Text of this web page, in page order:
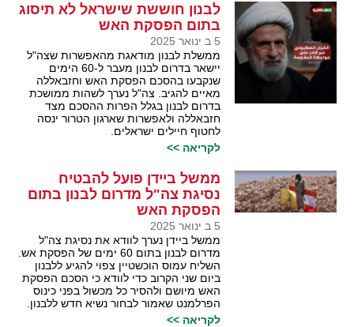
לבנון חוששת שישראל לא תיסוג
בתום הפסקת האש
5 ב ינואר 2025
ממשלת לבנון מודאגת מהאפשרות שצה"ל
יישאר בדרום לבנון מעבר ל-60 הימים
שנקבעו בהסכם הפסקת האש וחזבאללה
מאיים להגיב. צה"ל נערך לשהות ממושכת
בדרום לבנון בגלל הפרות ההסכם מצד
חזבאללה ולאפשרות שארגון הטרור ינסה
לחטוף חיילים ישראלים.
לקריאה >>
ממשל ביידן פועל להבטיח
נסיגת צה"ל מדרום לבנון בתום
הפסקת האש
5 ב ינואר 2025
ממשל ביידן נערך לוודא את נסיגת צה"ל
מדרום לבנון בתום 60 ימים של הפסקת אש.
השליח עמוס הוכשטיין צפוי להגיע ללבנון
ביום שני הקרוב כדי לוודא כי הסכם הפסקת
האש מיושם ולהסיר כל מכשול בפני כינוס
הפרלמנט שאמור לבחור נשיא חדש ללבנון.
לקריאה >>